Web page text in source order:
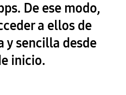
De ese modo,
a ellos de
y sencilla desde
inicio.